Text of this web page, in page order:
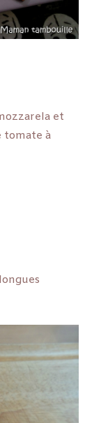
et
tomate à